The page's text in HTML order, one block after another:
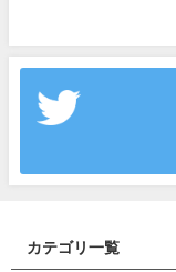
カテゴリ一覧